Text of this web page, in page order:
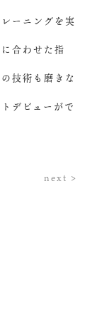
ーニングを実
合わせた指
技術も磨きな
デビューがで
next >